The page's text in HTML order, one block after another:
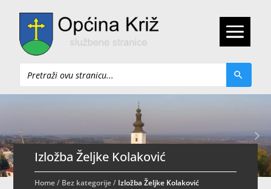
Pretraži
Izložba Željke Kolaković
Home/ Bez kategorije/ Izložba Željke Kolaković